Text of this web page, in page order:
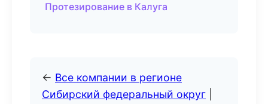
Протезирование в Калуга
← Все компании в регионе
Сибирский федеральный округ